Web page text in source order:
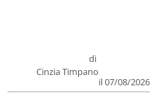
di
Cinzia Timpano
il 07/08/2026